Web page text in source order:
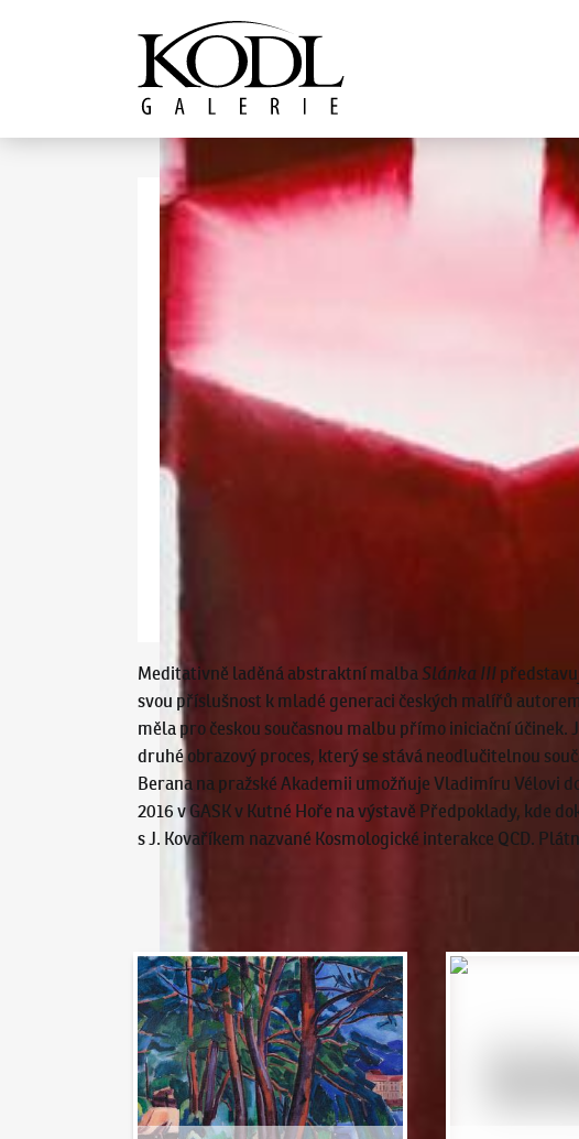
Galerie KODL
Meditativně laděná abstraktní malba Slánka III
svou příslušnost k mladé generaci českých malířů
měla pro českou současnou malbu přímo iniciační
druhé obrazový proces, který se stává neodlučitelnou
Berana na pražské Akademii umožňuje Vladimíru Vélovi
2016 v GASK v Kutné Hoře na výstavě Předpoklady, kde
s J. Kovaříkem nazvané Kosmologické interakce QCD.
Aukční den 95 Dražit online -